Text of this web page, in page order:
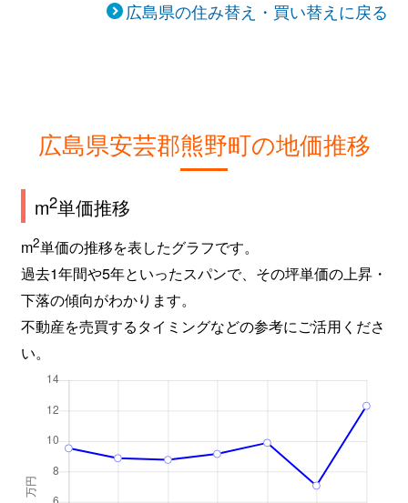
広島県の住み替え・買い替えに戻る
広島県安芸郡熊野町の地価推移
m2単価推移
m2単価の推移を表したグラフです。
過去1年間や5年といったスパンで、その坪単価の上昇・
下落の傾向がわかります。
不動産を売買するタイミングなどの参考にご活用くださ
い。